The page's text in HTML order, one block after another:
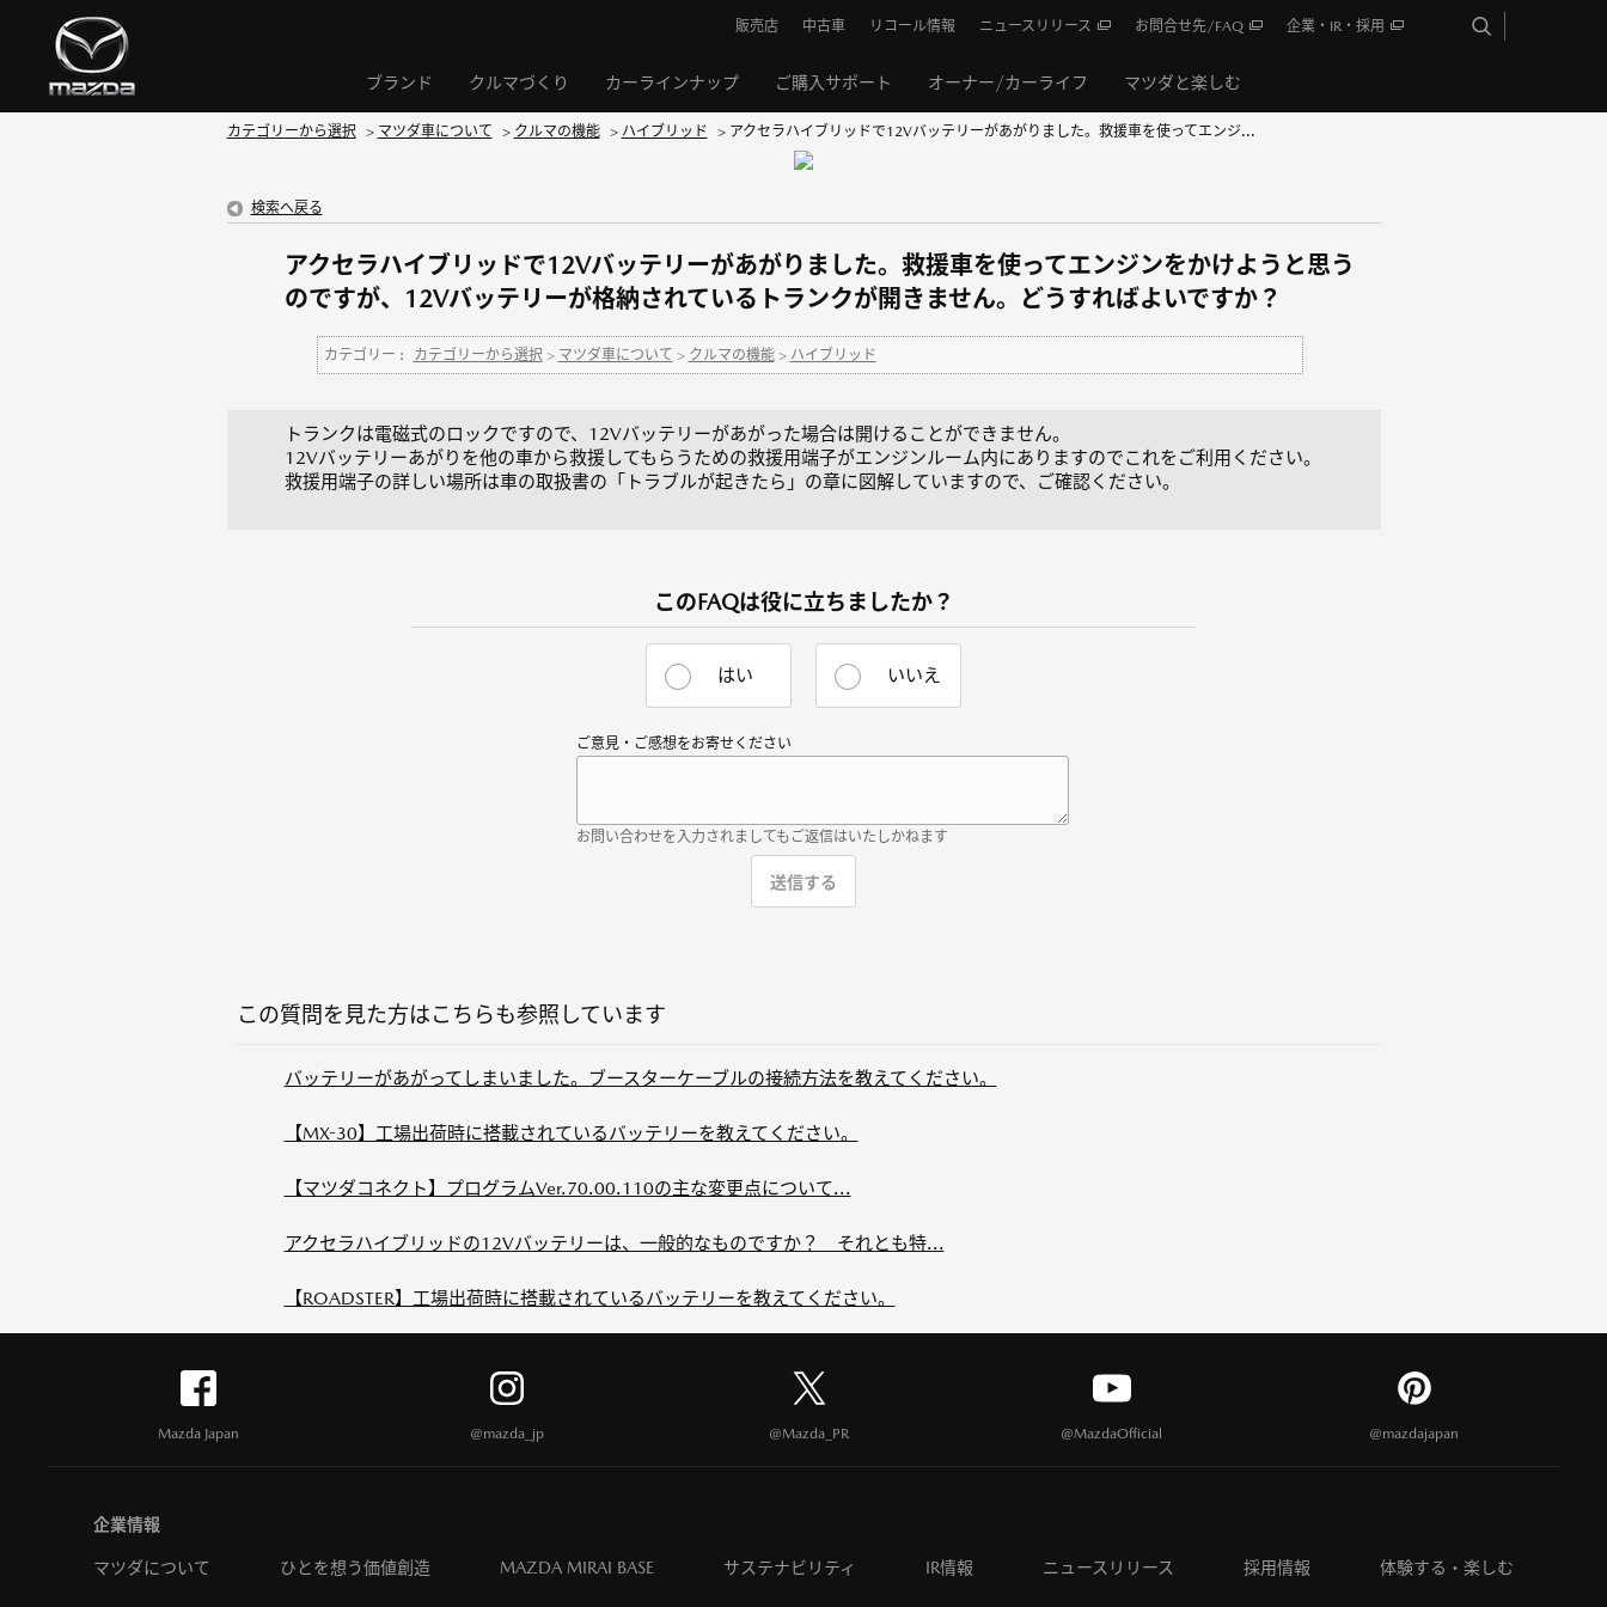
ブランド クルマづくり カーラインナップ ご購入サポート オーナー/カーライフ マツダと楽しむ
販売店 中古車 リコール情報 ニュースリリース お問合せ先/FAQ 企業・IR・採用
カテゴリーから選択 > マツダ車について > クルマの機能 > ハイブリッド > アクセラハイブリッドで12Vバッテリーがあがりました。救援車を使ってエンジ...
検索へ戻る
アクセラハイブリッドで12Vバッテリーがあがりました。救援車を使ってエンジンをかけようと思う
のですが、12Vバッテリーが格納されているトランクが開きません。どうすればよいですか？
カテゴリー : カテゴリーから選択 > マツダ車について > クルマの機能> ハイブリッド
トランクは電磁式のロックですので、12Vバッテリーがあがった場合は開けることができません。
12Vバッテリーあがりを他の車から救援してもらうための救援用端子がエンジンルーム内にありますのでこれをご利用ください。
救援用端子の詳しい場所は車の取扱書の「トラブルが起きたら」の章に図解していますので、ご確認ください。
このFAQは役に立ちましたか？
はい いいえ
ご意見・ご感想をお寄せください
お問い合わせを入力されましてもご返信はいたしかねます
この質問を見た方はこちらも参照しています
バッテリーがあがってしまいました。ブースターケーブルの接続方法を教えてください。
【MX-30】工場出荷時に搭載されているバッテリーを教えてください。
【マツダコネクト】プログラムVer.70.00.110の主な変更点について...
アクセラハイブリッドの12Vバッテリーは、一般的なものですか？ それとも特...
【ROADSTER】工場出荷時に搭載されているバッテリーを教えてください。
Mazda Japan @mazda_jp @Mazda_PR @MazdaOfficial @mazdajapan
企業情報
マツダについて ひとを想う価値創造 MAZDA MIRAI BASE サステナビリティ IR情報 ニュースリリース 採用情報 体験する・楽しむ